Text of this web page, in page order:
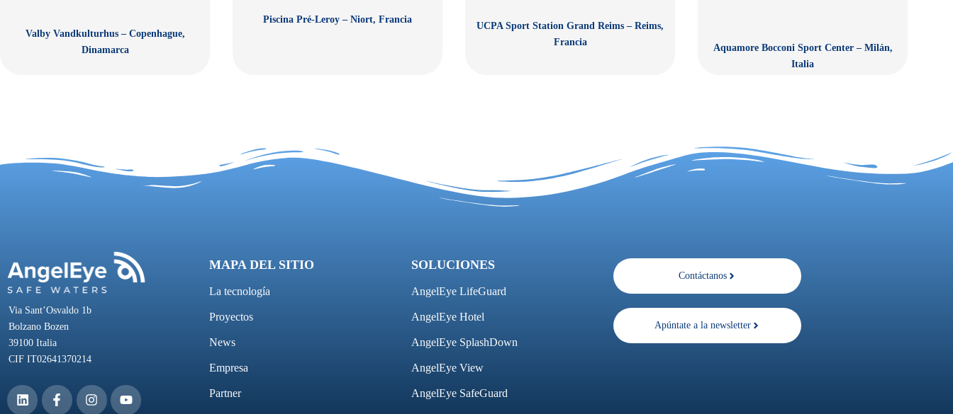
Valby Vandkulturhus – Copenhague,
Dinamarca
Piscina Pré-Leroy – Niort, Francia
UCPA Sport Station Grand Reims – Reims,
Francia
Aquamore Bocconi Sport Center – Milán,
Italia
Via Sant’Osvaldo 1b
Bolzano Bozen
39100 Italia
CIF IT02641370214
MAPA DEL SITIO
La tecnología
Proyectos
News
Empresa
Partner
SOLUCIONES
AngelEye LifeGuard
AngelEye Hotel
AngelEye SplashDown
AngelEye View
AngelEye SafeGuard
Contáctanos
Apúntate a la newsletter